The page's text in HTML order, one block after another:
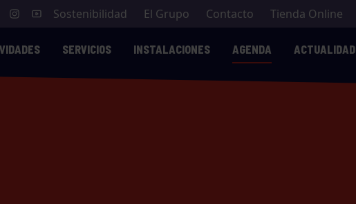
Sostenibilidad El Grupo Contacto Tienda Online
SERVICIOS INSTALACIONES AGENDA ACTUALIDAD